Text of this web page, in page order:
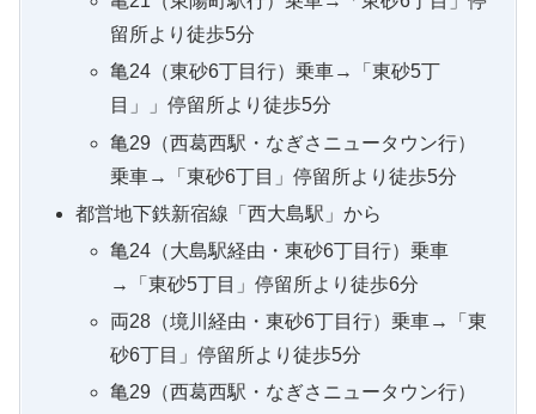
留所より徒歩5分
亀24（東砂6丁目行）乗車→「東砂5丁
目」」停留所より徒歩5分
亀29（西葛西駅・なぎさニュータウン行）
乗車→「東砂6丁目」停留所より徒歩5分
都営地下鉄新宿線「西大島駅」から
亀24（大島駅経由・東砂6丁目行）乗車
→「東砂5丁目」停留所より徒歩6分
両28（境川経由・東砂6丁目行）乗車→「東
砂6丁目」停留所より徒歩5分
亀29（西葛西駅・なぎさニュータウン行）